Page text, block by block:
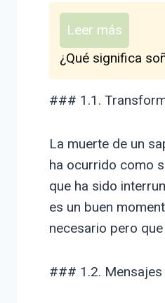
Leer más
¿Qué significa
### 1.1.
La muerte de un
ha ocurrido como
que ha sido
es un buen
necesario pero
### 1.2. Mensajes